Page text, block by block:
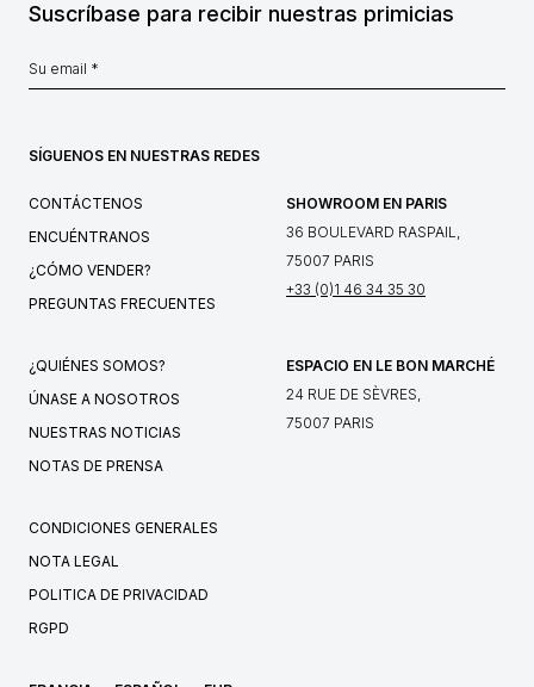
Suscríbase para recibir nuestras primicias
SÍGUENOS EN NUESTRAS REDES
CONTÁCTENOS
ENCUÉNTRANOS
¿CÓMO VENDER?
PREGUNTAS FRECUENTES
SHOWROOM EN PARIS
36 BOULEVARD RASPAIL,
75007 PARIS
+33 (0)1 46 34 35 30
¿QUIÉNES SOMOS?
ÚNASE A NOSOTROS
NUESTRAS NOTICIAS
NOTAS DE PRENSA
ESPACIO EN LE BON MARCHÉ
24 RUE DE SÈVRES,
75007 PARIS
CONDICIONES GENERALES
NOTA LEGAL
POLITICA DE PRIVACIDAD
RGPD